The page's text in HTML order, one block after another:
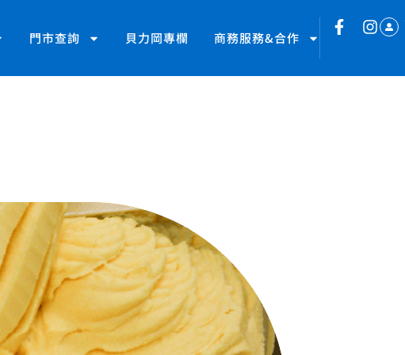
門市查詢 貝力岡專欄 商務服務&合作